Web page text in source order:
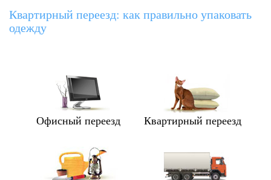
Квартирный переезд: как правильно упаковать
одежду
Офисный переезд Квартирный переезд